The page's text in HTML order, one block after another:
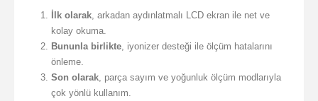
İlk olarak, arkadan aydınlatmalı LCD ekran ile net ve
kolay okuma.
Bununla birlikte, iyonizer desteği ile ölçüm hatalarını
önleme.
Son olarak, parça sayım ve yoğunluk ölçüm modlarıyla
çok yönlü kullanım.